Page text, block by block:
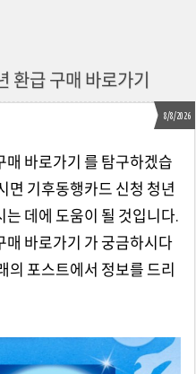
환급 구매 바로가기
8/8/2026
매 바로가기 를 탐구하겠습
면 기후동행카드 신청 청년
데에 도움이 될 것입니다.
매 바로가기 가 궁금하시다
의 포스트에서 정보를 드리